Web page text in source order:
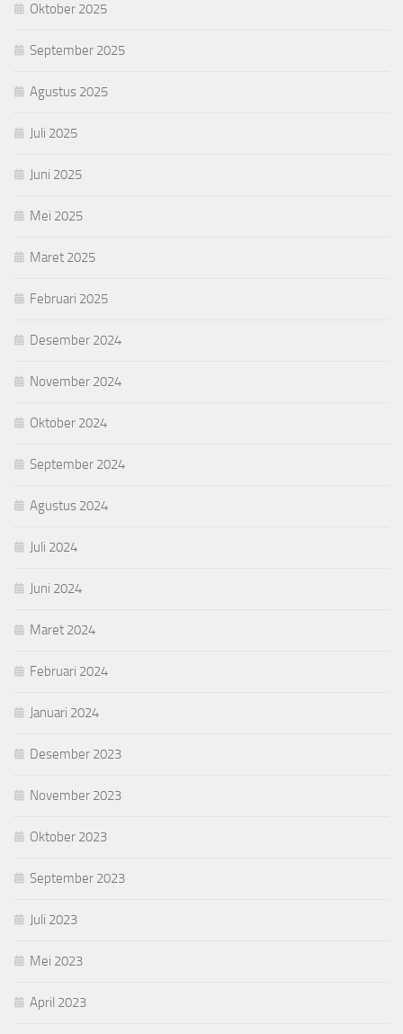
Oktober 2025
September 2025
Agustus 2025
Juli 2025
Juni 2025
Mei 2025
Maret 2025
Februari 2025
Desember 2024
November 2024
Oktober 2024
September 2024
Agustus 2024
Juli 2024
Juni 2024
Maret 2024
Februari 2024
Januari 2024
Desember 2023
November 2023
Oktober 2023
September 2023
Juli 2023
Mei 2023
April 2023